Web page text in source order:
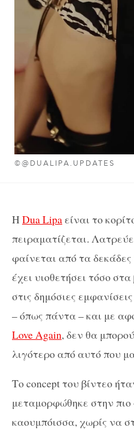
©@DUALIPA.UPDATES
Η Dua Lipaείναι το
πειραματίζεται.
φαίνεται από τα
έχει υιοθετήσει τόσο
στις δημόσιες
– όπως πάντα – και με
Love Again, δεν θα
λιγότερο από αυτό που
Το concept του βίντεο
μεταμορφώθηκε στην
καουμπόισσα, χωρίς να